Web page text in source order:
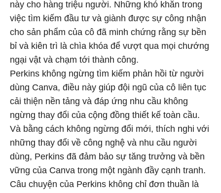
này cho hàng triệu người. Những khó khăn trong
việc tìm kiếm đầu tư và giành được sự công nhận
cho sản phẩm của cô đã minh chứng rằng sự bền
bỉ và kiên trì là chìa khóa để vượt qua mọi chướng
ngại vật và chạm tới thành công.
Perkins không ngừng tìm kiếm phản hồi từ người
dùng Canva, điều này giúp đội ngũ của cô liên tục
cải thiện nền tảng và đáp ứng nhu cầu không
ngừng thay đổi của cộng đồng thiết kế toàn cầu.
Và bằng cách không ngừng đổi mới, thích nghi với
những thay đổi về công nghệ và nhu cầu người
dùng, Perkins đã đảm bảo sự tăng trưởng và bền
vững của Canva trong một ngành đầy cạnh tranh.
Câu chuyện của Perkins không chỉ đơn thuần là